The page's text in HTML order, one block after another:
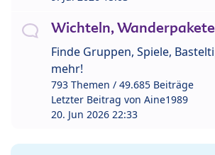
Wichteln,
Finde Gruppen, Spiele,
mehr!
793 Themen / 49.685 Beiträge
Letzter Beitrag von Aine1989
20. Jun 2026 22:33